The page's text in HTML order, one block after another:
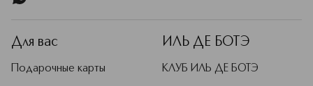
Для вас
Подарочные карты
ИЛЬ ДЕ БОТЭ
КЛУБ ИЛЬ ДЕ БОТЭ